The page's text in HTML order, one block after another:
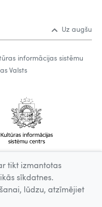
Uz augšu
informācijas sistēmu
Valsts
tikt izmantotas
sīkdatnes.
lūdzu, atzīmējiet